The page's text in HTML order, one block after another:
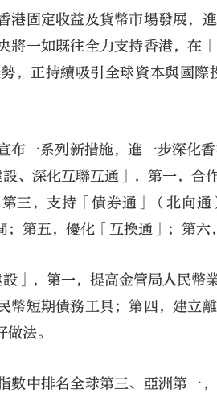
港固定收益及貨幣市場發展，
將一如既往全力支持香港，在
，正持續吸引全球資本與國
一系列新措施，進一步深化
、深化互聯互通」，第一，合
三，支持「債券通」（北向
第五，優化「互換通」；第六
」，第一，提高金管局人民幣
幣短期債務工具；第四，建立
法。
數中排名全球第三、亞洲第一